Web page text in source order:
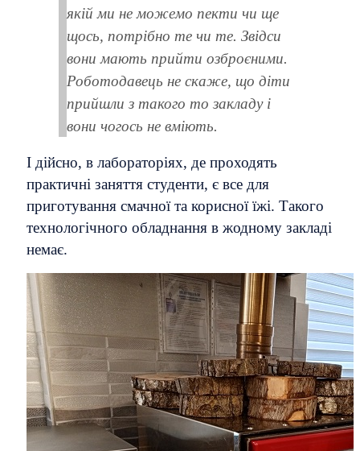
якій ми не можемо пекти чи ще
щось, потрібно те чи те. Звідси
вони мають прийти озброєними.
Роботодавець не скаже, що діти
прийшли з такого то закладу і
вони чогось не вміють.
І дійсно, в лабораторіях, де проходять
практичні заняття студенти, є все для
приготування смачної та корисної їжі. Такого
технологічного обладнання в жодному закладі
немає.